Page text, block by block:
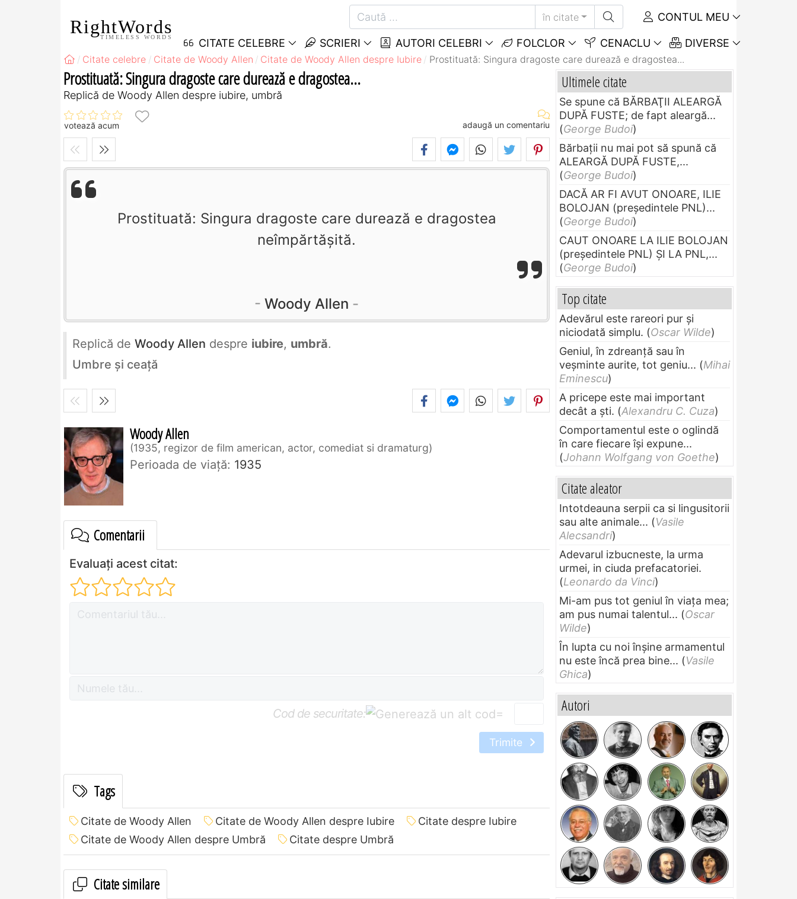
RightWords
TIMELESS WORDS
în citate CONTUL MEU
CITATE CELEBRE SCRIERI AUTORI CELEBRI FOLCLOR CENACLU DIVERSE
Citate celebre Citate de Woody Allen Citate de Woody Allen despre Iubire Prostituată: Singura dragoste care durează e dragostea...
Prostituată: Singura dragoste care durează e dragostea...
Replică de Woody Allen despre iubire, umbră
votează acum adaugă un comentariu
Prostituată: Singura dragoste care durează e dragostea
neîmpărtăşită.
Woody Allen
Replică de Woody Allen despre iubire, umbră.
Umbre şi ceaţă
Woody Allen
1935, regizor de film american, actor, comediat si dramaturg
Perioada de viaţă: 1935
Comentarii
Evaluați acest citat:
Cod de securitate: =
Trimite
Tags
Citate de Woody Allen Citate de Woody Allen despre Iubire
Citate despre Iubire
Citate de Woody Allen despre Umbră
Citate despre Umbră
Citate similare
Ultimele citate
Se spune că BĂRBAŢII ALEARGĂ
DUPĂ FUSTE; de fapt aleargă...
(George Budoi)
Bărbaţii nu mai pot să spună că
ALEARGĂ DUPĂ FUSTE,...
(George Budoi)
DACĂ AR FI AVUT ONOARE, ILIE
BOLOJAN (preşedintele PNL)...
(George Budoi)
CAUT ONOARE LA ILIE BOLOJAN
(preşedintele PNL) ŞI LA PNL,...
(George Budoi)
Top citate
Adevărul este rareori pur și
niciodată simplu. (Oscar Wilde)
Geniul, în zdreanţă sau în
veşminte aurite, tot geniu... (Mihai
Eminescu)
A pricepe este mai important
decât a ști. (Alexandru C. Cuza)
Comportamentul este o oglindă
în care fiecare își expune...
(Johann Wolfgang von Goethe)
Citate aleator
Intotdeauna serpii ca si lingusitorii
sau alte animale... (Vasile
Alecsandri)
Adevarul izbucneste, la urma
urmei, in ciuda prefacatoriei.
(Leonardo da Vinci)
Mi-am pus tot geniul în viața mea;
am pus numai talentul... (Oscar
Wilde)
În lupta cu noi înșine armamentul
nu este încă prea bine... (Vasile
Ghica)
Autori